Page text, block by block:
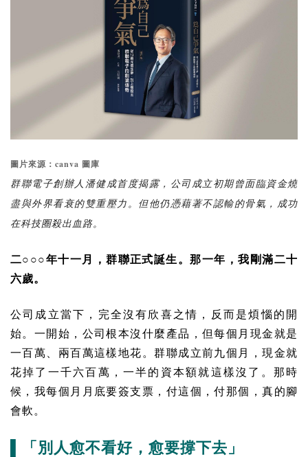
圖片來源： canva 圖庫
群聯電子創辦人潘健成首度揭露，公司成立初期曾面臨資金燒
盡與外界看衰的雙重壓力。但他仍憑藉著不認輸的骨氣，成功
在科技圈殺出血路。
二○○○年十一月，群聯正式誕生。那一年，我剛滿二十
六歲。
公司成立當下，完全沒有欣喜之情，反而是煩惱的開
始。一開始，公司根本沒什麼產品，但每個月現金就是
一百萬、兩百萬這樣地花。群聯成立前九個月，現金就
花掉了一千六百萬，一半的資本額就這樣沒了。那時
候，我每個月月底要簽支票，付這個，付那個，真的腳
會軟。
▌「別人愈不看好，愈要撐下去」